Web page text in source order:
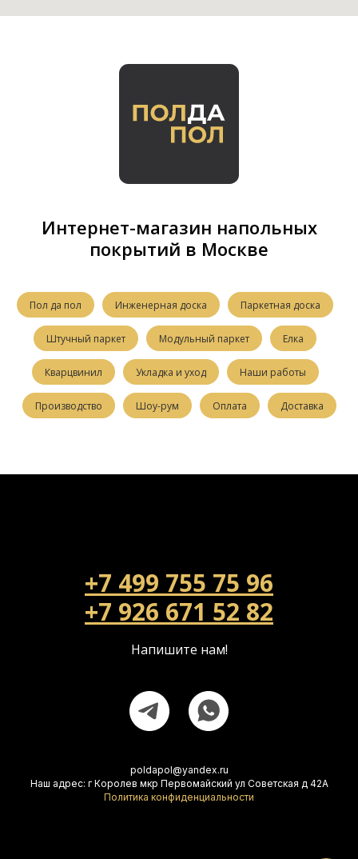
Интернет-магазин напольных
покрытий в Москве
Пол да пол Инженерная доска Паркетная доска
Штучный паркет Модульный паркет Елка
Кварцвинил Укладка и уход Наши работы
Производство Шоу-рум Оплата Доставка
+7 499 755 75 96
+7 926 671 52 82
Напишите нам!
poldapol@yandex.ru
Наш адрес: г Королев мкр Первомайский ул Советская д 42А
Политика конфиденциальности